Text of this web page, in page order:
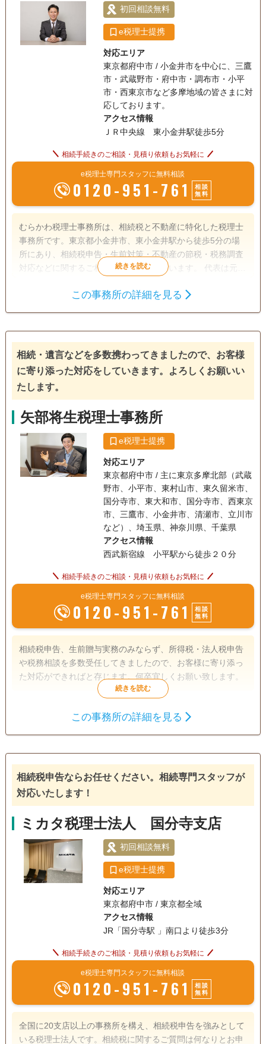
初回相談無料
e税理士提携
対応エリア
東京都府中市 / 小金井市を中心に、三鷹
市・武蔵野市・府中市・調布市・小平
市・西東京市など多摩地域の皆さまに対
応しております。
アクセス情報
ＪＲ中央線 東小金井駅徒歩5分
相続手続きのご相談・見積り依頼もお気軽に
e税理士専門スタッフに無料相談
0120-951-761
相談
無料
むらかわ税理士事務所は、相続税と不動産に特化した税理士
事務所です。東京都小金井市、東小金井駅から徒歩5分の場
所にあり、相続税申告・生前対策・不動産の節税・税務調査
対応などに関するご相談を幅広く承っています。 代表は元国
に所属。これまでに1万件以上の相続税申告書をチェックし
せられる専門家に頼みたい」「不動産の税金・悩みを解決し
てほしい」――そんな方に、安心してご相談いただける体制
を整えています。 当事務所では、相続で誰も損をしない。誰
も争わない。誰も置いていかれない。そんな“後悔のない相
する」ことを目指しています。 また、税理士の方向けには相
続税実務のアドバイザーとして申告書のレビューや書面添付
の支援を、不動産会社の皆さまには譲渡・買換・賃貸など不
動産取引に関する税務アドバイスをご提供。相談者・取引
先・地域の皆さまと共に、“安心と納得の相続”を届けるパー
トナーとして伴走します。 土日・夜間・オンライン対応も可
能です。小金井市を中心に、三鷹市・武蔵野市・府中市・調
布市・小平市・西東京市など多摩地域の皆さまに対応してお
り、全国からのご相談も受け付けております。 ※ただいま多
くの問い合わせをいただいております。多摩地域の方以外は
ご紹介いただいた場合のみ対応させていただいております。
遺産分割
戸籍収集 事業承継 相続人調査
生前贈与（不動産名
義変更）
18時以降相談可 オンライン面談可
この事務所の詳細を見る
相続・遺言などを多数携わってきましたので、お客様
に寄り添った対応をしていきます。よろしくお願いい
たします。
矢部将生税理士事務所
e税理士提携
対応エリア
東京都府中市 / 主に東京多摩北部（武蔵
野市、小平市、東村山市、東久留米市、
国分寺市、東大和市、国分寺市、西東京
市、三鷹市、小金井市、清瀬市、立川市
など）、埼玉県、神奈川県、千葉県
アクセス情報
西武新宿線 小平駅から徒歩２０分
相続手続きのご相談・見積り依頼もお気軽に
e税理士専門スタッフに無料相談
0120-951-761
相談
無料
相続税申告、生前贈与実務のみならず、所得税・法人税申告
や税務相談を多数受任してきましたので、お客様に寄り添っ
た対応ができればと存じます。何卒宜しくお願い致します。
義変更）
この事務所の詳細を見る
相続税申告ならお任せください。相続専門スタッフが
対応いたします！
ミカタ税理士法人 国分寺支店
初回相談無料
e税理士提携
対応エリア
東京都府中市 / 東京都全域
アクセス情報
JR「国分寺駅 」南口より徒歩3分
相続手続きのご相談・見積り依頼もお気軽に
e税理士専門スタッフに無料相談
0120-951-761
相談
無料
全国に20支店以上の事務所を構え、相続税申告を強みとして
いる税理士法人です。相続税に関するご質問は何なりとお申